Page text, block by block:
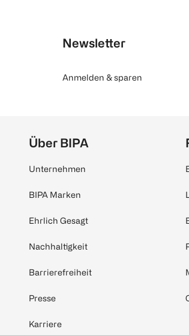
Newsletter
Anmelden & sparen
Über BIPA
Unternehmen
BIPA Marken
Ehrlich Gesagt
Nachhaltigkeit
Barrierefreiheit
Presse
Karriere